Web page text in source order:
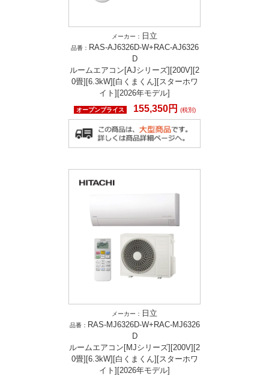
メーカー： 日立
品番： RAS-AJ6326D-W+RAC-AJ6326
D
ルームエアコン[AJシリーズ][200V][2
0畳][6.3kW][白くまくん][スターホワ
イト][2026年モデル]
オープンプライス 155,350円 (税別)
メーカー： 日立
品番： RAS-MJ6326D-W+RAC-MJ6326
D
ルームエアコン[MJシリーズ][200V][2
0畳][6.3kW][白くまくん][スターホワ
イト][2026年モデル]